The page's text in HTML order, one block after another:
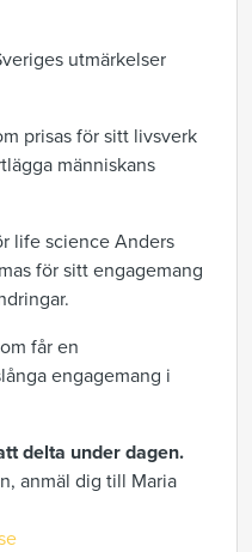
utmärkelser
prisas för sitt livsverk
människans
life science Anders
för sitt engagemang
får en
engagemang i
delta under dagen.
anmäl dig till Maria